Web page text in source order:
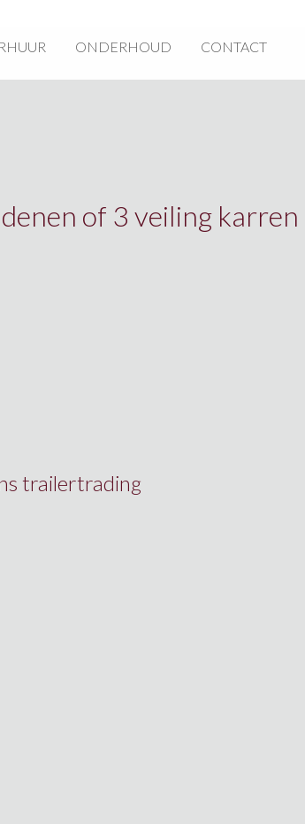
ONDERHOUD CONTACT
of 3 veiling karren
trailertrading